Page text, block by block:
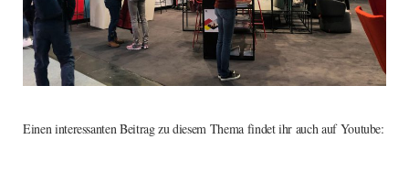
Einen interessanten Beitrag zu diesem Thema findet ihr auch auf Youtube: